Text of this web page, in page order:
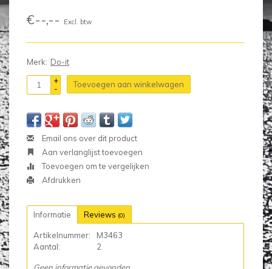
€--,-- Excl. btw
Merk: Do-it
+
-
Toevoegen aan winkelwagen
Email ons over dit product
Aan verlanglijst toevoegen
Toevoegen om te vergelijken
Afdrukken
Informatie Reviews (0)
Artikelnummer:
M3463
Aantal:
2